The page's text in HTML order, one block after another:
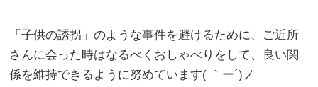
「子供の誘拐」のような事件を避けるために、ご近所
さんに会った時はなるべくおしゃべりをして、良い関
係を維持できるように努めています( ｀ー´)ノ